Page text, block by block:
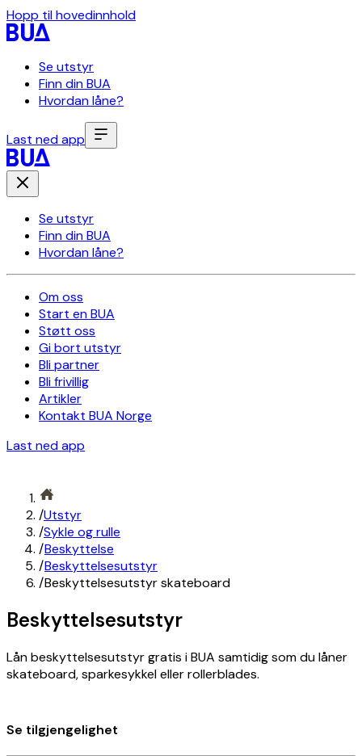
Hopp til hovedinnhold
Se utstyr
Finn din BUA
Hvordan låne?
Last ned app
Se utstyr
Finn din BUA
Hvordan låne?
Om oss
Start en BUA
Støtt oss
Gi bort utstyr
Bli partner
Bli frivillig
Artikler
Kontakt BUA Norge
Last ned app
/Utstyr
/Sykle og rulle
/Beskyttelse
/Beskyttelsesutstyr
/Beskyttelsesutstyr skateboard
Beskyttelsesutstyr
Lån beskyttelsesutstyr gratis i BUA samtidig som du låner
skateboard, sparkesykkel eller rollerblades.
Se tilgjengelighet